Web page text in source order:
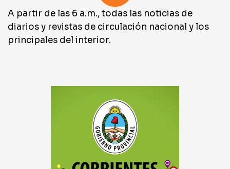
A partir de las 6 a.m., todas las noticias de
diarios y revistas de circulación nacional y los
principales del interior.